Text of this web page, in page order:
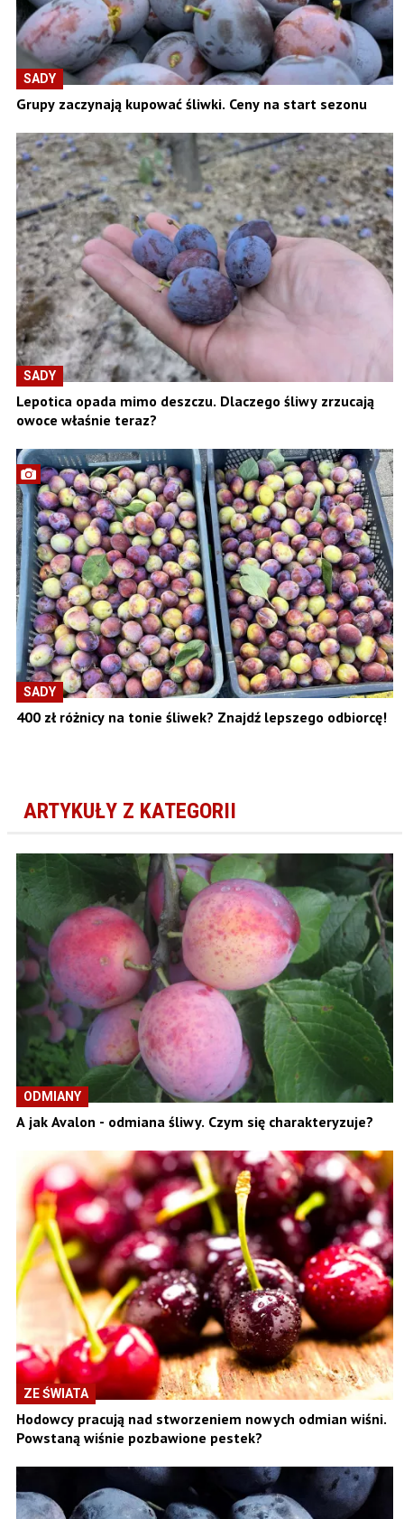
SADY
Grupy zaczynają kupować śliwki. Ceny na start sezonu
SADY
Lepotica opada mimo deszczu. Dlaczego śliwy zrzucają
owoce właśnie teraz?
SADY
400 zł różnicy na tonie śliwek? Znajdź lepszego odbiorcę!
ARTYKUŁY Z KATEGORII
ODMIANY
A jak Avalon - odmiana śliwy. Czym się charakteryzuje?
ZE ŚWIATA
Hodowcy pracują nad stworzeniem nowych odmian wiśni.
Powstaną wiśnie pozbawione pestek?